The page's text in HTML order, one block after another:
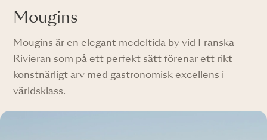
Mougins
Mougins är en elegant medeltida by vid Franska
Rivieran som på ett perfekt sätt förenar ett rikt
konstnärligt arv med gastronomisk excellens i
världsklass.